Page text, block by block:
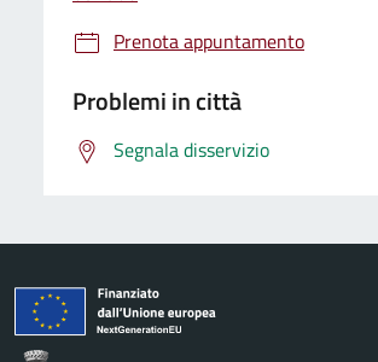
Prenota appuntamento
Problemi in città
Segnala disservizio